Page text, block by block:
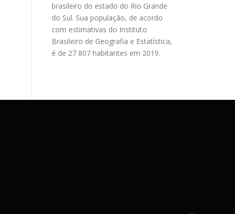
brasileiro do estado do Rio Grande
do Sul. Sua população, de acordo
com estimativas do Instituto
Brasileiro de Geografia e Estatística,
é de 27 807 habitantes em 2019.